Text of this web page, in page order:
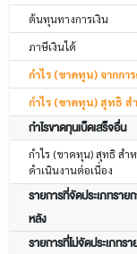
ต้นทุนทางการเงิน
ภาษีเงินได้
กำไร (ขาดทุน) จากกา
กำไร (ขาดทุน) สุทธิ ส
กำไรขาดทุนเบ็ดเสร็จอื่น
กำไร (ขาดทุน) สุทธิ สำ
ดำเนินงานต่อเนื่อง
รายการที่จัดประเภทรายก
หลัง
รายการที่ไม่จัดประเภทรา